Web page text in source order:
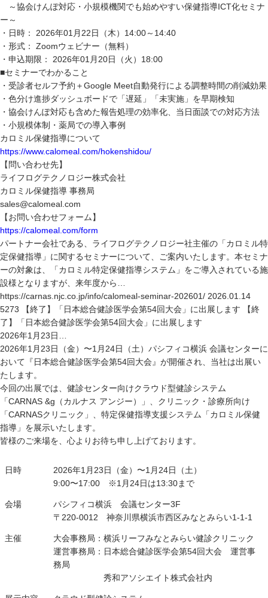
～協会けんぽ対応・小規模機関でも始めやすい保健指導ICT化セミナ
ー～
・日時： 2026年01月22日（木）14:00～14:40
・形式： Zoomウェビナー（無料）
・申込期限： 2026年01月20日（火）18:00
■セミナーでわかること
・受診者セルフ予約＋Google Meet自動発行による調整時間の削減効果
・色分け進捗ダッシュボードで「遅延」「未実施」を早期検知
・協会けんぽ対応も含めた報告処理の効率化、当日面談での対応方法
・小規模体制・薬局での導入事例
カロミル保健指導について
https://www.calomeal.com/hokenshidou/
【問い合わせ先】
ライフログテクノロジー株式会社
カロミル保健指導 事務局
sales@calomeal.com
【お問い合わせフォーム】
https://calomeal.com/form
パートナー会社である、ライフログテクノロジー社主催の「カロミル特
定保健指導」に関するセミナーについて、ご案内いたします。本セミナ
ーの対象は、「カロミル特定保健指導システム」をご導入されている施
設様となりますが、来年度から…
https://carnas.njc.co.jp/info/calomeal-seminar-202601/ 2026.01.14
5273 【終了】「日本総合健診医学会第54回大会」に出展します 【終
了】「日本総合健診医学会第54回大会」に出展します
2026年1月23日…
2026年1月23日（金）〜1月24日（土）パシフィコ横浜 会議センターに
おいて『日本総合健診医学会第54回大会』が開催され、当社は出展い
たします。
今回の出展では、健診センター向けクラウド型健診システム
「CARNAS &g（カルナス アンジー）」、クリニック・診療所向け
「CARNASクリニック」、特定保健指導支援システム「カロミル保健
指導」を展示いたします。
皆様のご来場を、心よりお待ち申し上げております。
日時
2026年1月23日（金）〜1月24日（土）
9:00〜17:00 ※1月24日は13:30まで
会場
パシフィコ横浜 会議センター3F
〒220-0012 神奈川県横浜市西区みなとみらい1-1-1
主催
大会事務局：横浜リーフみなとみらい健診クリニック
運営事務局：日本総合健診医学会第54回大会 運営事
務局
秀和アソシエイト株式会社内